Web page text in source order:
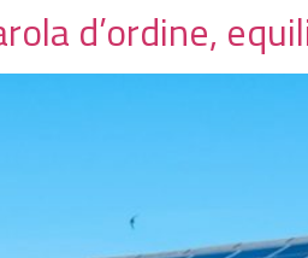
d’ordine,